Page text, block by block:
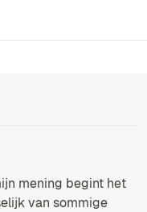
mening begint het
van sommige